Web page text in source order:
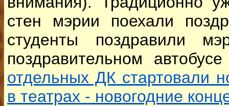
стен мэрии поехали
студенты поздравили
поздравительном
отдельных ДК стартовали
в театрах - новогодние